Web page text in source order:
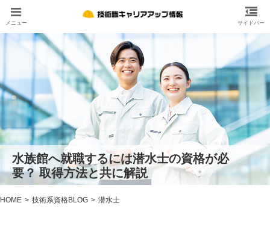
水族館へ就職するには潜水士の資格が必
要？ 取得方法と共に解説
HOME 技術系資格BLOG 潜水士